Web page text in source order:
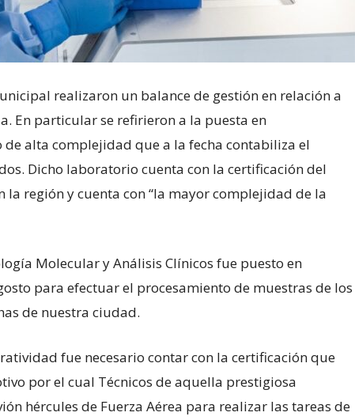
realizaron un balance de gestión en relación a
En particular se refirieron a la puesta en
alta complejidad que a la fecha contabiliza el
Dicho laboratorio cuenta con la certificación del
región y cuenta con “la mayor complejidad de la
Molecular y Análisis Clínicos fue puesto en
para efectuar el procesamiento de muestras de los
de nuestra ciudad.
fue necesario contar con la certificación que
por el cual Técnicos de aquella prestigiosa
hércules de Fuerza Aérea para realizar las tareas de